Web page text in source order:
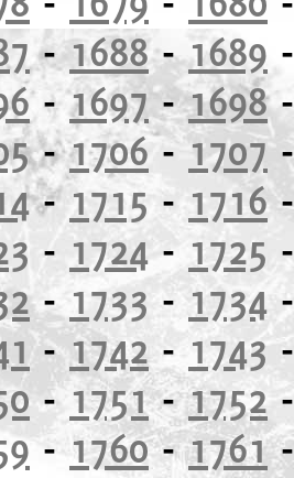
-1688-1689
-1697-1698
-1706-1707
- 1715- 1716
- 1724- 1725
-1733- 1734
-1742 -1743
-1751-1752
-1760-1761